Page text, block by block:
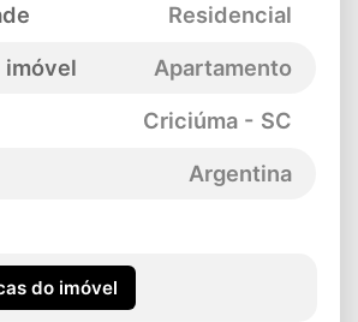
Residencial
imóvel
Apartamento
Criciúma - SC
Argentina
do imóvel